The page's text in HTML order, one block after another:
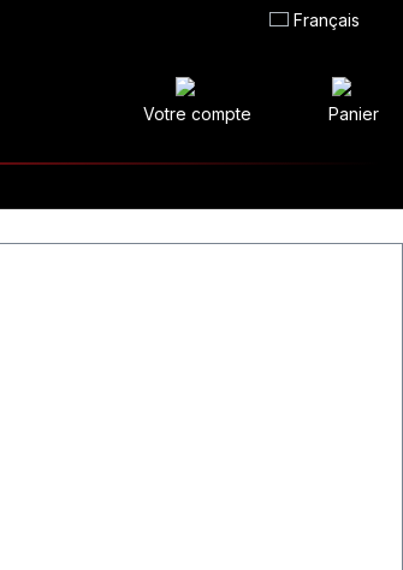
Français
Votre compte Panier